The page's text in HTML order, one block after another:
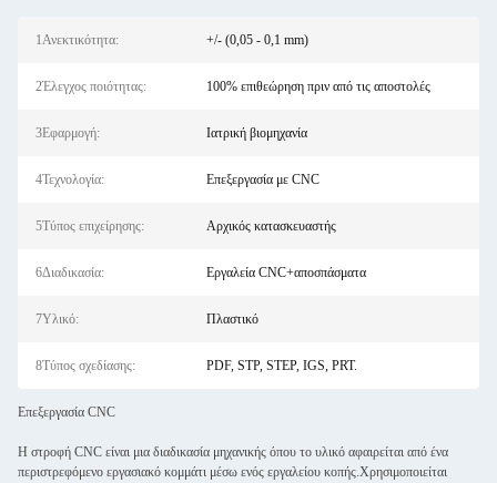
1Ανεκτικότητα: +/- (0,05 - 0,1 mm)
2Έλεγχος ποιότητας: 100% επιθεώρηση πριν από τις αποστολές
3Εφαρμογή: Ιατρική βιομηχανία
4Τεχνολογία: Επεξεργασία με CNC
5Τύπος επιχείρησης: Αρχικός κατασκευαστής
6Διαδικασία: Εργαλεία CNC+αποσπάσματα
7Υλικό: Πλαστικό
8Τύπος σχεδίασης: PDF, STP, STEP, IGS, PRT.
Επεξεργασία CNC
Η στροφή CNC είναι μια διαδικασία μηχανικής όπου το υλικό αφαιρείται από ένα
περιστρεφόμενο εργασιακό κομμάτι μέσω ενός εργαλείου κοπής.Χρησιμοποιείται